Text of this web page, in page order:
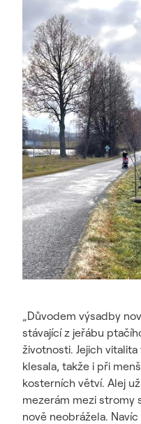
„Důvodem výsadby
stávající z jeřábu
životnosti. Jejich
klesala, takže i při
kosterních větví. Alej
mezerám mezi stromy
nově neobrážela.